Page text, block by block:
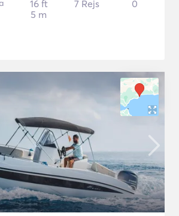
16 ft
5 m
7 Rejs 0